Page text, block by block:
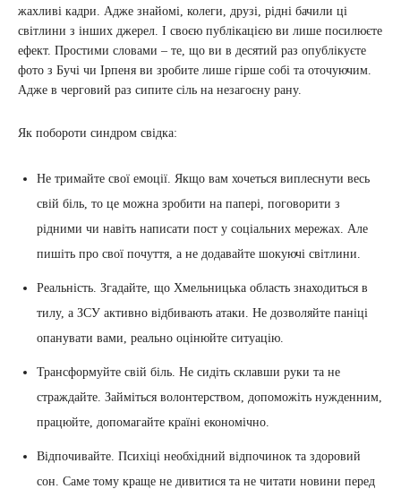
жахливі кадри. Адже знайомі, колеги, друзі, рідні бачили ці
світлини з інших джерел. І своєю публікацією ви лише посилюєте
ефект. Простими словами – те, що ви в десятий раз опублікуєте
фото з Бучі чи Ірпеня ви зробите лише гірше собі та оточуючим.
Адже в черговий раз сипите сіль на незагоєну рану.
Як побороти синдром свідка:
Не тримайте свої емоції. Якщо вам хочеться виплеснути весь
свій біль, то це можна зробити на папері, поговорити з
рідними чи навіть написати пост у соціальних мережах. Але
пишіть про свої почуття, а не додавайте шокуючі світлини.
Реальність. Згадайте, що Хмельницька область знаходиться в
тилу, а ЗСУ активно відбивають атаки. Не дозволяйте паніці
опанувати вами, реально оцінюйте ситуацію.
Трансформуйте свій біль. Не сидіть склавши руки та не
страждайте. Займіться волонтерством, допоможіть нужденним,
працюйте, допомагайте країні економічно.
Відпочивайте. Психіці необхідний відпочинок та здоровий
сон. Саме тому краще не дивитися та не читати новини перед